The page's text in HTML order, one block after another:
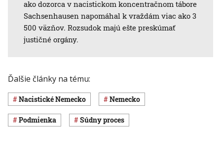
ako dozorca v nacistickom koncentračnom tábore
Sachsenhausen napomáhal k vraždám viac ako 3
500 väzňov. Rozsudok majú ešte preskúmať
justičné orgány.
Ďalšie články na tému:
nacistické Nemecko Nemecko
podmienka súdny proces